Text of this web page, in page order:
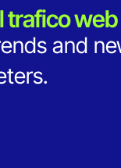
trafico web
and